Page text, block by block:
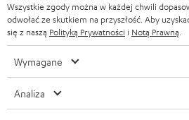
WIEŻE HI-FI
GŁOŚNIKI
ULTIMA
SŁUCHAWKI DOUSZNE
KORZYŚCI
TEUFEL STORY
ZARZĄD
TROSKA O ŚRODOWISKO
FRANCJA
POLSKA
HISZPANIA
Wszystkie zgody można w każdej chwili
odwołać ze skutkiem na przyszłość. Aby
się z naszą Polityką Prywatności i Notą Prawną
Wymagane
Analiza